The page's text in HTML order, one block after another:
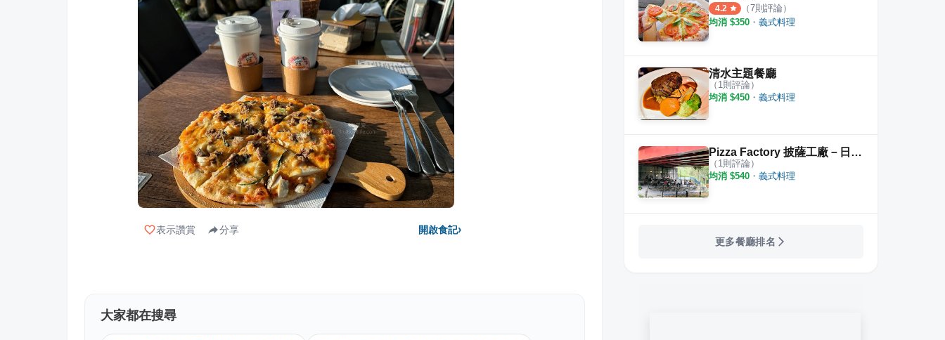
表示讚賞 分享 開啟食記›
大家都在搜尋
4.2 （7則評論）
均消 $350 ・ 義式料理
清水主題餐廳
（ 1則評論）
均消 $450 ・ 義式料理
Pizza Factory 披薩工廠－日月潭廠
（ 1則評論）
均消 $540 ・ 義式料理
更多餐廳排名